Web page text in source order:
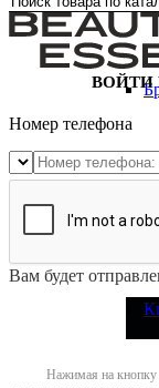
ВОЙТИ
Номер телефона
Вам будет
Нажимая на кнопку